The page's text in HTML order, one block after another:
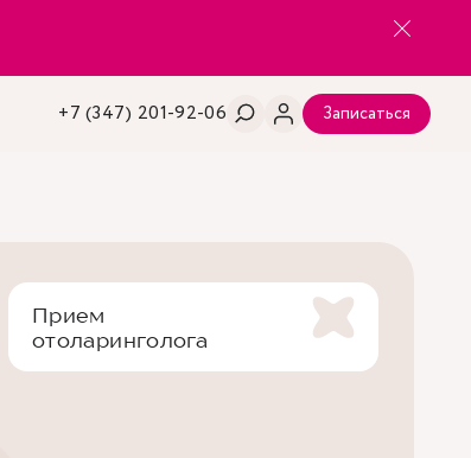
+7 (347) 201-92-06 Записаться
Прием
отоларинголога